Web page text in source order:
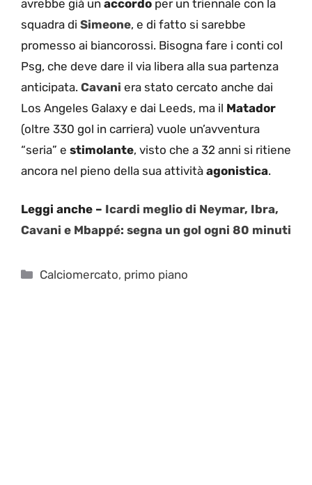
avrebbe già un accordo per un triennale con la
squadra di Simeone, e di fatto si sarebbe
promesso ai biancorossi. Bisogna fare i conti col
Psg, che deve dare il via libera alla sua partenza
anticipata. Cavani era stato cercato anche dai
Los Angeles Galaxy e dai Leeds, ma il Matador
(oltre 330 gol in carriera) vuole un’avventura
“seria” e stimolante, visto che a 32 anni si ritiene
ancora nel pieno della sua attività agonistica.
Leggi anche – Icardi meglio di Neymar, Ibra,
Cavani e Mbappé: segna un gol ogni 80 minuti
Categorie
Calciomercato, primo piano